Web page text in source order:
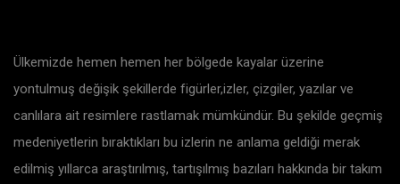
Ülkemizde hemen hemen her bölgede kayalar üzerine
yontulmuş değişik şekillerde figürler,izler, çizgiler, yazılar ve
canlılara ait resimlere rastlamak mümkündür. Bu şekilde geçmiş
medeniyetlerin bıraktıkları bu izlerin ne anlama geldiği merak
edilmiş yıllarca araştırılmış, tartışılmış bazıları hakkında bir takım